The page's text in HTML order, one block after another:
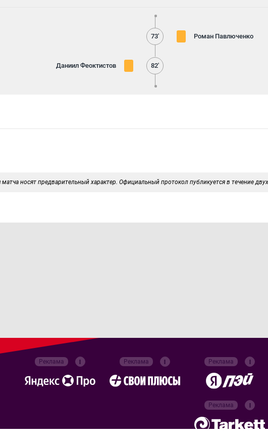
73' Роман Павлюченко
Даниил Феоктистов 82'
носят предварительный характер. Официальный протокол публикуется в течение
Реклама Реклама Реклама
Реклама